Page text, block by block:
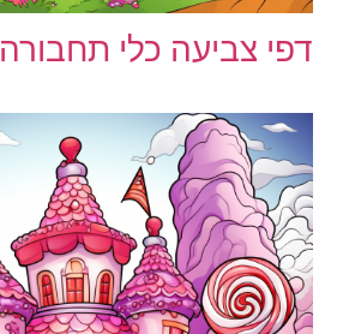
דפי צביעה כלי תחבורה